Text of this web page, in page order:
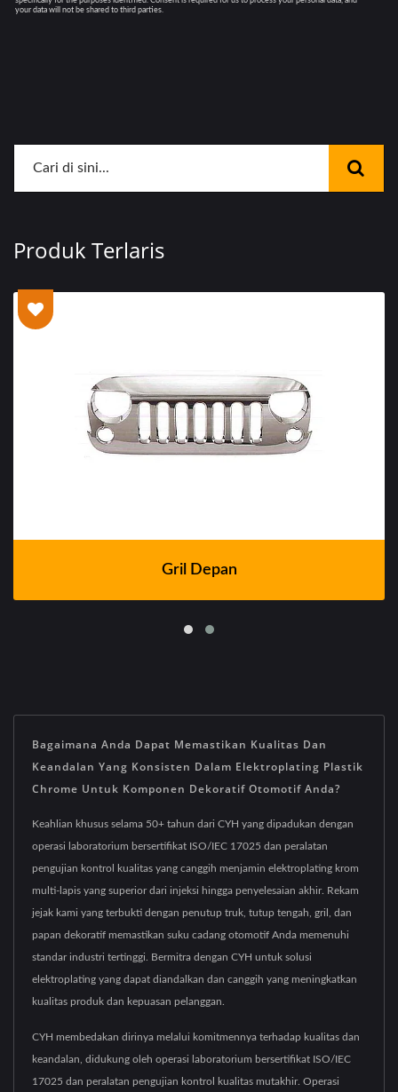
Produk Terlaris
Gril Depan
Bagaimana Anda Dapat Memastikan Kualitas Dan
Keandalan Yang Konsisten Dalam Elektroplating Plastik
Chrome Untuk Komponen Dekoratif Otomotif Anda?
Keahlian khusus selama 50+ tahun dari CYH yang dipadukan dengan
operasi laboratorium bersertifikat ISO/IEC 17025 dan peralatan
pengujian kontrol kualitas yang canggih menjamin elektroplating krom
multi-lapis yang superior dari injeksi hingga penyelesaian akhir. Rekam
jejak kami yang terbukti dengan penutup truk, tutup tengah, gril, dan
papan dekoratif memastikan suku cadang otomotif Anda memenuhi
standar industri tertinggi. Bermitra dengan CYH untuk solusi
elektroplating yang dapat diandalkan dan canggih yang meningkatkan
kualitas produk dan kepuasan pelanggan.
CYH membedakan dirinya melalui komitmennya terhadap kualitas dan
keandalan, didukung oleh operasi laboratorium bersertifikat ISO/IEC
17025 dan peralatan pengujian kontrol kualitas mutakhir. Operasi